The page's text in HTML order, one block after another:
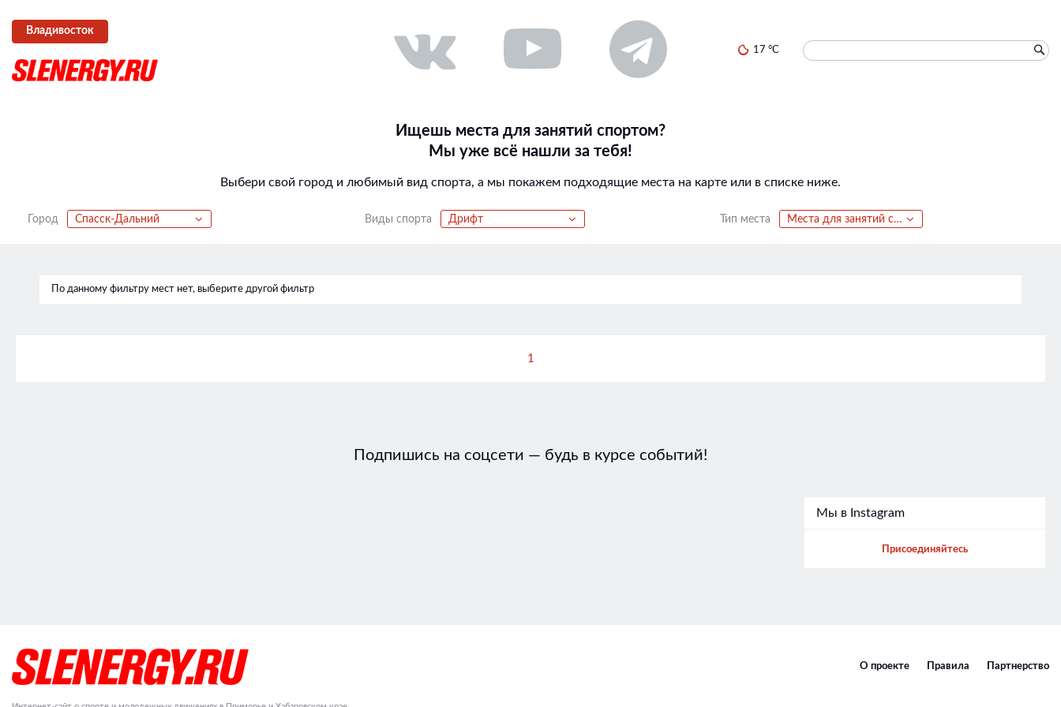
Владивосток
17 °C
Ищешь места для занятий спортом?
Мы уже всё нашли за тебя!
Выбери свой город и любимый вид спорта, а мы покажем подходящие места на карте или в списке ниже.
Город Спасск-Дальний Виды спорта Дрифт Тип места Места для занятий спортом
По данному фильтру мест нет, выберите другой фильтр
1
Подпишись на соцсети — будь в курсе событий!
Мы в Instagram
Присоединяйтесь
О проекте Правила Партнерство